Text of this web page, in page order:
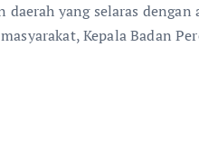
yang selaras dengan
Kepala Badan